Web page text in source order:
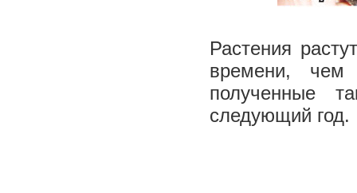
Растения
времени,
полученные
следующий год.